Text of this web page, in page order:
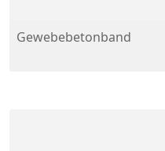
Gewebebetonband